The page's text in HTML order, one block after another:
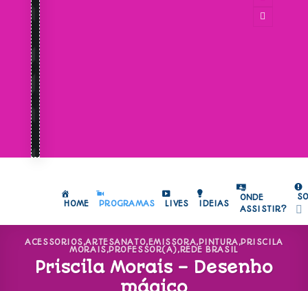
HOME PROGRAMAS LIVES IDEIAS
ONDE
ASSISTIR?
ACESSORIOS,ARTESANATO, EMISSORA, PINTURA,PRISCILA
MORAIS,PROFESSOR(A),REDE BRASIL
Priscila Morais – Desenho